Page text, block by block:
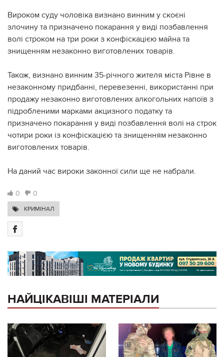
Вироком суду чоловіка визнано винним у скоєні
злочину та призначено покарання у виді позбавлення
волі строком на три роки з конфіскацією майна та
знищенням незаконно виготовлених товарів.
Також, визнано винним 35-річного жителя міста Рівне в
незаконному придбанні, перевезенні, використанні при
продажу незаконно виготовлених алкогольних напоїв з
підробленими марками акцизного податку та
призначено покарання у виді позбавлення волі на строк
чотири роки із конфіскацією та знищенням незаконно
виготовлених товарів.
На даний час вироки законної сили ще не набрали.
0 0
КРИМІНАЛ
НАЙЦІКАВІШІ МАТЕРІАЛИ